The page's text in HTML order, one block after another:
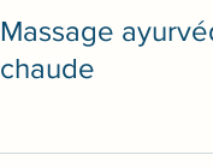
Massage
chaude